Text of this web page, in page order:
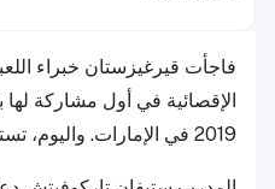
فاجأت قيرغيزستان خبراء
الإقصائية في أول مشاركة
2019 في الإمارات. واليوم، تستعد لتكرار الإنجاز في الدوحة.